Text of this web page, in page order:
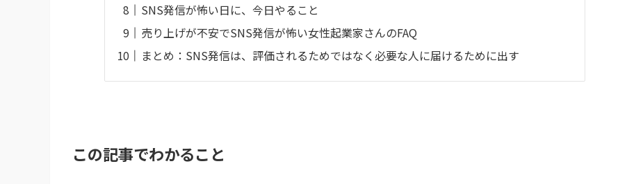
SNS発信が怖い日に、今日やること
売り上げが不安でSNS発信が怖い女性起業家さんのFAQ
まとめ：SNS発信は、評価されるためではなく必要な人に届けるために出す
この記事でわかること